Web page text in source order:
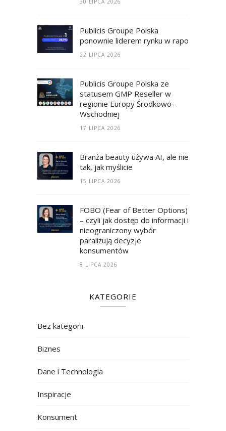
30 LIPCA 2026
Publicis Groupe Polska
ponownie liderem rynku w raporcie
22 LIPCA 2026
Publicis Groupe Polska ze
statusem GMP Reseller w
regionie Europy Środkowo-
Wschodniej
17 LIPCA 2026
Branża beauty używa AI, ale nie
tak, jak myślicie
15 LIPCA 2026
FOBO (Fear of Better Options)
– czyli jak dostęp do informacji i
nieograniczony wybór
paraliżują decyzje
konsumentów
8 LIPCA 2026
KATEGORIE
Bez kategorii
Biznes
Dane i Technologia
Inspiracje
Konsument